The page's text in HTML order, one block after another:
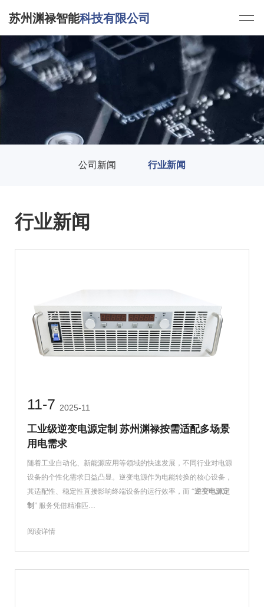
苏州渊禄智能科技有限公司
公司新闻 行业新闻
行业新闻
11-7 2025-11
工业级逆变电源定制 苏州渊禄按需适配多场景
用电需求
随着工业自动化、新能源应用等领域的快速发展，不同行业对电源
设备的个性化需求日益凸显。逆变电源作为电能转换的核心设备，
其适配性、稳定性直接影响终端设备的运行效率，而 “逆变电源定
制 ” 服务凭借精准匹…
阅读详情